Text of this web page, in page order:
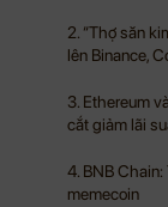
2. “Thợ săn
lên Binance,
3. Ethereum
cắt giảm lãi
4. BNB
memecoin